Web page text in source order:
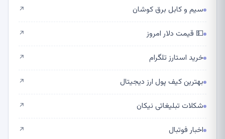
سیم و کابل برق کوشان ↗
💵 قیمت دلار امروز ↗
خرید استارز تلگرام ↗
بهترین کیف پول ارز دیجیتال ↗
شکلات تبلیغاتی نیکان ↗
اخبار فوتبال ↗